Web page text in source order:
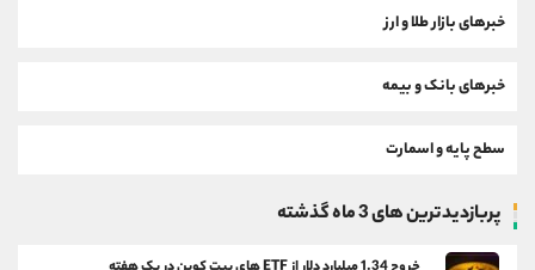
خبرهای بازار طلا و ارز
خبرهای بانک و بیمه
سطح پایه و اسمارت
پربازدیدترین های 3 ماه گذشته